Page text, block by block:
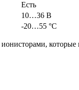
Есть
10…36 В
-20…55 °C